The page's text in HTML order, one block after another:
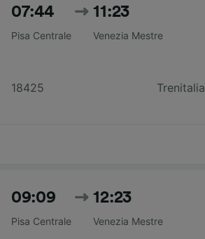
07:44
Pisa Centrale
11:23
Venezia Mestre
18425 Trenitalia
09:09
Pisa Centrale
12:23
Venezia Mestre